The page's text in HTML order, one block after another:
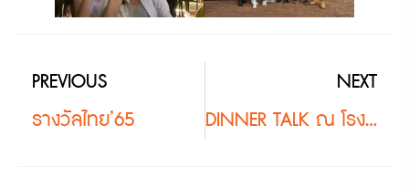
PREVIOUS
รางวัลไทย’65
NEXT
DINNER TALK ณ โรงแรมนิวซีซั่น สแควร์